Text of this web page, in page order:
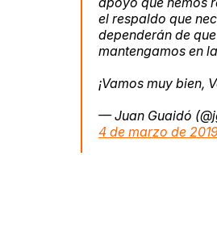
el respaldo que
dependerán de
mantengamos en
¡Vamos muy bien,
— Juan Guaidó
4 de marzo de